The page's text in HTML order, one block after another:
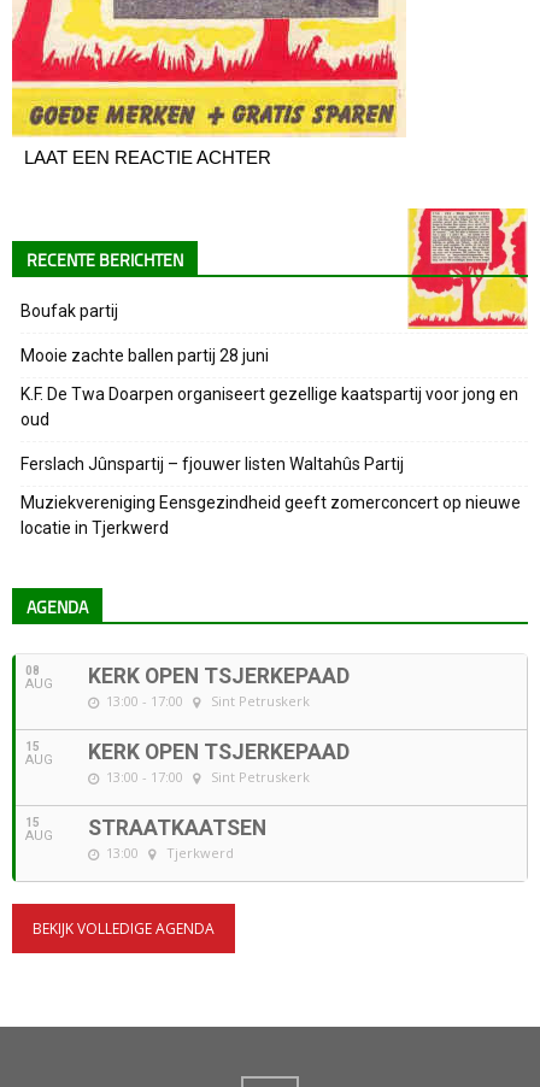
LAAT EEN REACTIE ACHTER
RECENTE BERICHTEN
Boufak partij
Mooie zachte ballen partij 28 juni
K.F. De Twa Doarpen organiseert gezellige kaatspartij voor jong en
oud
Ferslach Jûnspartij – fjouwer listen Waltahûs Partij
Muziekvereniging Eensgezindheid geeft zomerconcert op nieuwe
locatie in Tjerkwerd
AGENDA
08
AUG KERK OPEN TSJERKEPAAD
13:00 - 17:00 Sint Petruskerk
15
AUG KERK OPEN TSJERKEPAAD
13:00 - 17:00 Sint Petruskerk
15
AUG STRAATKAATSEN
13:00 Tjerkwerd
BEKIJK VOLLEDIGE AGENDA